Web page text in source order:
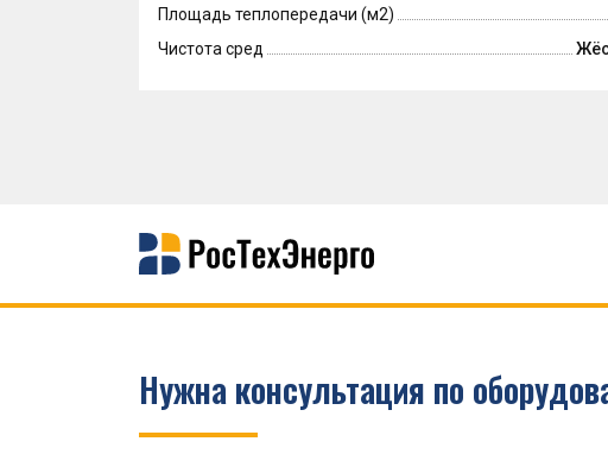
Площадь теплопередачи (м2)
Чистота сред
Нужна консультация по